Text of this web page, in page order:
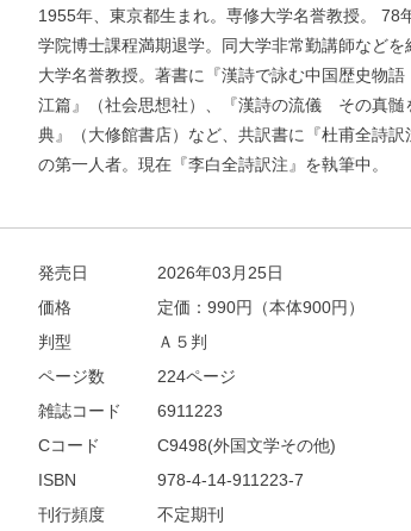
1955年、東京都生まれ。専修大学名誉教授。
学院博士課程満期退学。同大学非常勤講師など
大学名誉教授。著書に『漢詩で詠む中国歴史
江篇』（社会思想社）、『漢詩の流儀 その真髄
典』（大修館書店）など、共訳書に『杜甫全詩
の第一人者。現在『李白全詩訳注』を執筆中。
発売日
2026年03月25日
価格
定価： 990円（本体900円）
判型
Ａ５判
ページ数
224ページ
雑誌コード
6911223
Cコード
C9498(外国文学その他)
ISBN
978-4-14-911223-7
刊行頻度
不定期刊